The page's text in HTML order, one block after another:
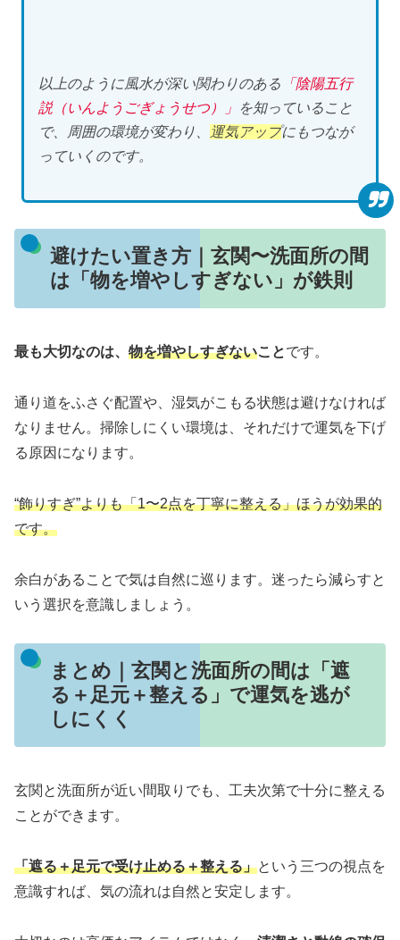
以上のように風水が深い関わりのある 「陰陽五行
説（いんようごぎょうせつ）」
を知っていること
で、周囲の環境が変わり、
運気アップにもつなが
っていくのです。
避けたい置き方｜玄関〜洗面所の間
は「物を増やしすぎない」が鉄則
最も大切なのは、 物を増やしすぎないことです。
通り道をふさぐ配置や、湿気がこもる状態は避けなければ
なりません。掃除しにくい環境は、それだけで運気を下げ
る原因になります。
“飾りすぎ”よりも「1〜2点を丁寧に整える」ほうが効果的
です。
余白があることで気は自然に巡ります。迷ったら減らすと
いう選択を意識しましょう。
まとめ｜玄関と洗面所の間は「遮
る＋足元＋整える」で運気を逃が
しにくく
玄関と洗面所が近い間取りでも、工夫次第で十分に整える
ことができます。
「遮る＋足元で受け止める＋整える」という三つの視点を
意識すれば、気の流れは自然と安定します。